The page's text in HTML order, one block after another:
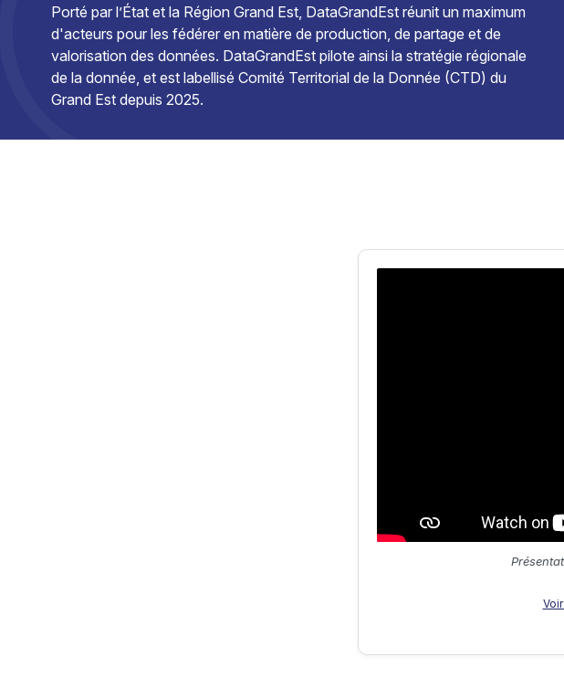
Porté par l’État et la Région Grand Est, DataGrandEst réunit un maximum
d'acteurs pour les fédérer en matière de production, de partage et de
valorisation des données. DataGrandEst pilote ainsi la stratégie régionale
de la donnée, et est labellisé Comité Territorial de la Donnée (CTD) du
Grand Est depuis 2025.